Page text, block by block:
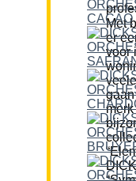
Mening
Met
er
voor